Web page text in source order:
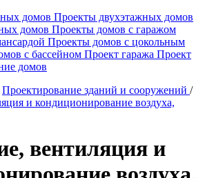
домов Проекты двухэтажных домов
домов Проекты домов с гаражом
Проекты домов с цокольным
с бассейном Проект гаража Проект
домов
Проектирование зданий и сооружений /
и кондиционирование воздуха,
вентиляция и